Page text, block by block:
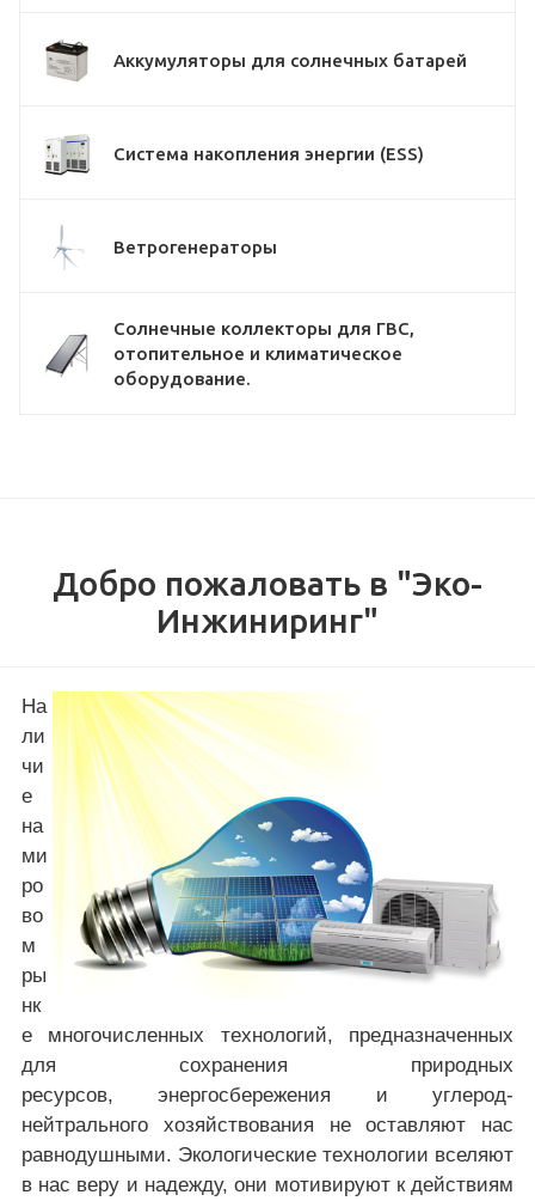
Аккумуляторы для солнечных батарей
Система накопления энергии (ESS)
Ветрогенераторы
Солнечные коллекторы для ГВС,
отопительное и климатическое
оборудование.
Добро пожаловать в "Эко-
Инжиниринг"
На
ли
чи
е
на
ми
ро
во
м
ры
нк
е многочисленных технологий, предназначенных
для сохранения природных
ресурсов, энергосбережения и углерод-
нейтрального хозяйствования не оставляют нас
равнодушными. Экологические технологии вселяют
в нас веру и надежду, они мотивируют к действиям